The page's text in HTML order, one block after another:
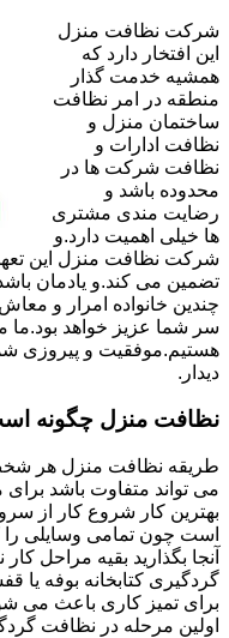
شرکت نظافت منزل
این افتخار دارد که
همشیه خدمت گذار
منطقه در امر نظافت
ساختمان منزل و
نظافت ادارات و
نظافت شرکت ها در
محدوده باشد و
رضایت مندی مشتری
ها خیلی اهمیت دارد.و
شرکت نظافت منزل این
تضمین می کند.و یادمان
چندین خانواده امرار و
سر شما عزیز خواهد
هستیم.موفقیت و پیروزی
دیدار.
نظافت منزل چگونه
طریقه نظافت منزل هر
می تواند متفاوت باشد
بهترین کار شروع کار از
است چون تمامی وسایلی را
آنجا بگذارید بقیه مراحل
گردگیری کتابخانه بوفه یا
برای تمیز کاری باعث می
اولین مرحله در نظافت